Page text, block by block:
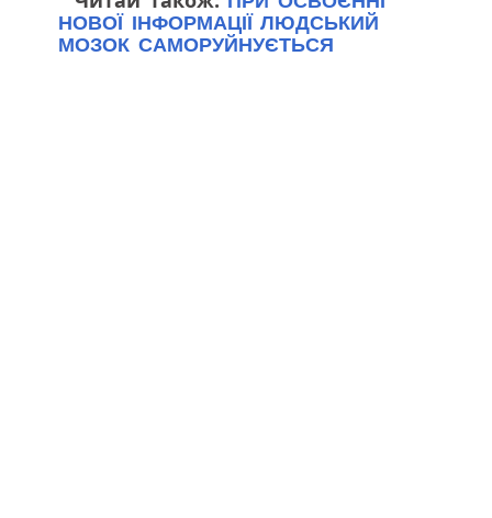
НОВОЇ ІНФОРМАЦІЇ ЛЮДСЬКИЙ
МОЗОК САМОРУЙНУЄТЬСЯ